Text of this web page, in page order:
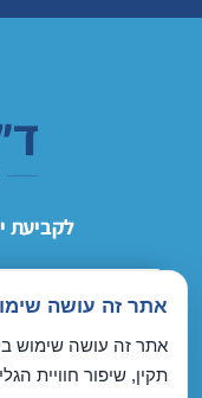
אתר זה עושה
אתר זה עושה שימוש
תקין, שיפור חוויית
לקביעת